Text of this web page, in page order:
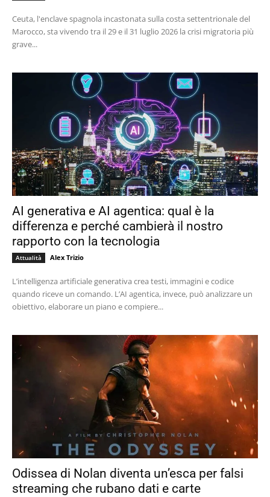
Ceuta, l'enclave spagnola incastonata sulla costa settentrionale del
Marocco, sta vivendo tra il 29 e il 31 luglio 2026 la crisi migratoria più
grave...
AI generativa e AI agentica: qual è la
differenza e perché cambierà il nostro
rapporto con la tecnologia
Attualità Alex Trizio
L’intelligenza artificiale generativa crea testi, immagini e codice
quando riceve un comando. L’AI agentica, invece, può analizzare un
obiettivo, elaborare un piano e compiere...
Odissea di Nolan diventa un’esca per falsi
streaming che rubano dati e carte